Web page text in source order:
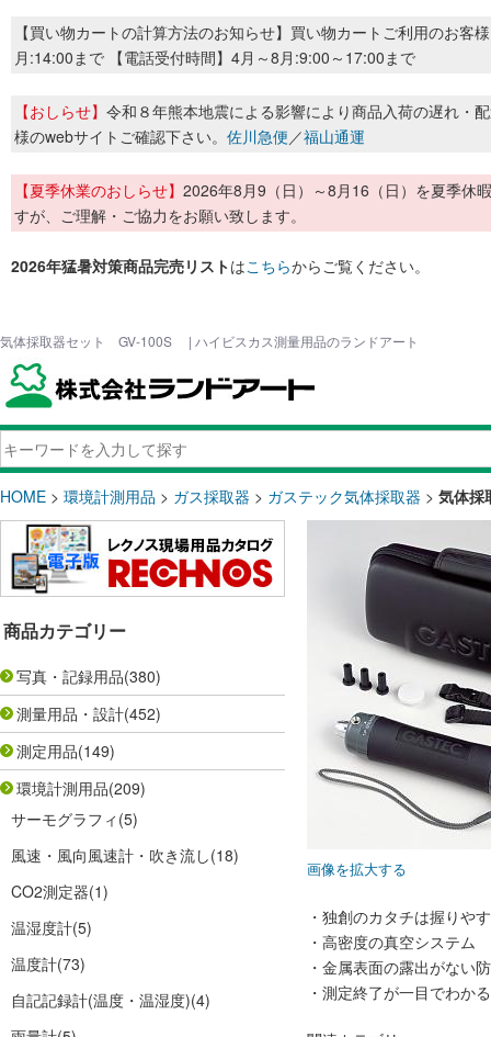
【買い物カートの計算方法のお知らせ】買い物カートご利用のお客
月:14:00まで 【電話受付時間】4月～8月:9:00～17:00まで
【おしらせ】 令和８年熊本地震による影響により商品入荷の遅れ・
様のwebサイトご確認下さい。 佐川急便／福山通運
【夏季休業のおしらせ】 2026年8月9（日）～8月16（日）を夏季休
すが、ご理解・ご協力をお願い致します。
2026年猛暑対策商品完売リストはこちらからご覧ください。
気体採取器セット GV-100S | ハイビスカス測量用品のランドアート
HOME > 環境計測用品 > ガス採取器 > ガステック気体採取器 > 気体
商品カテゴリー
写真・記録用品(380)
測量用品・設計(452)
測定用品(149)
環境計測用品(209)
サーモグラフィ (5)
風速・風向風速計・吹き流し(18)
CO2測定器(1)
温湿度計(5)
温度計(73)
自記記録計(温度・温湿度)(4)
画像を拡大する
・独創のカタチは握りや
・高密度の真空システム
・金属表面の露出がない
・測定終了が一目でわか